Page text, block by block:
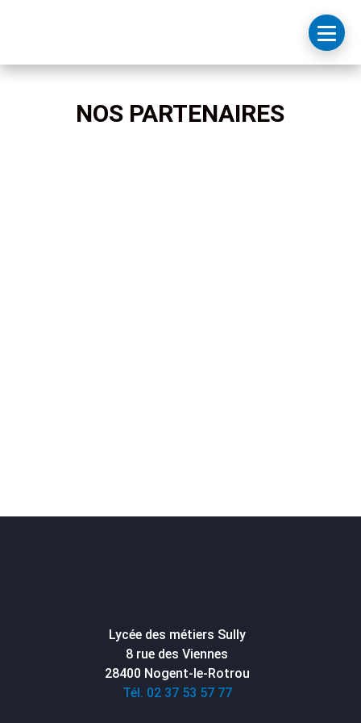
NOS PARTENAIRES
Lycée des métiers Sully
8 rue des Viennes
28400 Nogent-le-Rotrou
Tél. 02 37 53 57 77